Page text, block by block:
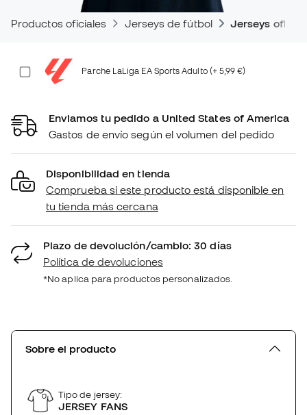
Productos oficiales Jerseys de fútbol Jerseys
Parche LaLiga EA Sports Adulto (+ 5,99 €)
Enviamos tu pedido a United States of America
Gastos de envío según el volumen del pedido
Disponibilidad en tienda
Comprueba si este producto está disponible en
tu tienda más cercana
Plazo de devolución/cambio: 30 días
Política de devoluciones
*No aplica para productos personalizados.
Sobre el producto
Tipo de jersey:
JERSEY FANS